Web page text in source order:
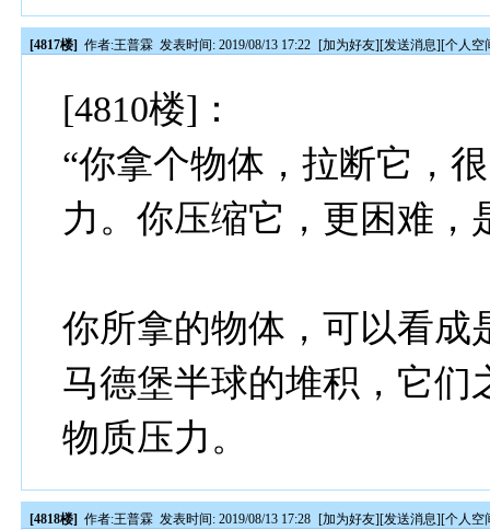
[4817楼] 作者:王普霖 发表时间: 2019/08/13 17:22 [加为好友][发送消息][个人空
[4810楼]：
“你拿个物体，拉断它，
力。你压缩它，更困难，
你所拿的物体，可以看成
马德堡半球的堆积，它们
物质压力。
[4818楼] 作者:王普霖 发表时间: 2019/08/13 17:28 [加为好友][发送消息][个人空